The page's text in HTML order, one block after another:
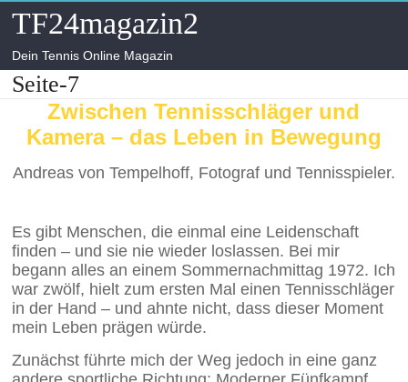
TF24magazin2
Dein Tennis Online Magazin
Seite-7
Zwischen Tennisschläger und
Kamera – das Leben in Bewegung
Andreas von Tempelhoff, Fotograf und Tennisspieler.
Es gibt Menschen, die einmal eine Leidenschaft
finden – und sie nie wieder loslassen. Bei mir
begann alles an einem Sommernachmittag 1972. Ich
war zwölf, hielt zum ersten Mal einen Tennisschläger
in der Hand – und ahnte nicht, dass dieser Moment
mein Leben prägen würde.
Zunächst führte mich der Weg jedoch in eine ganz